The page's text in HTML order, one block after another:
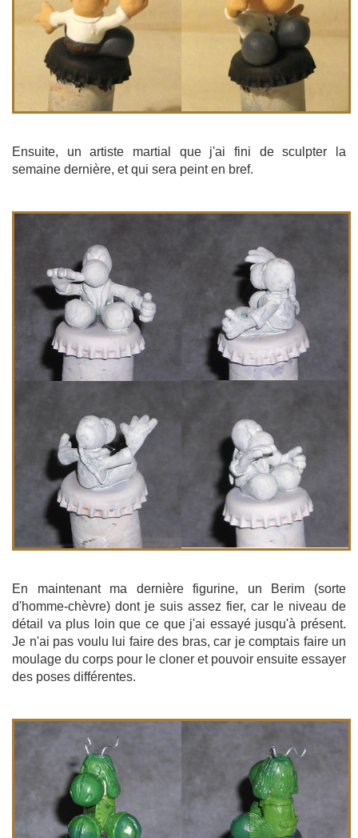
Ensuite, un artiste martial que j'ai fini de sculpter la
semaine dernière, et qui sera peint en bref.
En maintenant ma dernière figurine, un Berim (sorte
d'homme-chèvre) dont je suis assez fier, car le niveau de
détail va plus loin que ce que j'ai essayé jusqu'à présent.
Je n'ai pas voulu lui faire des bras, car je comptais faire un
moulage du corps pour le cloner et pouvoir ensuite essayer
des poses différentes.